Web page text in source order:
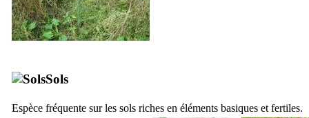
Sols
Espèce fréquente sur les sols riches en éléments basiques et fertiles.